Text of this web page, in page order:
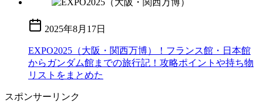
2025年8月17日
EXPO2025（大阪・関西万博）！フランス館・日本館
からガンダム館までの旅行記！攻略ポイントや持ち物
リストをまとめた
スポンサーリンク